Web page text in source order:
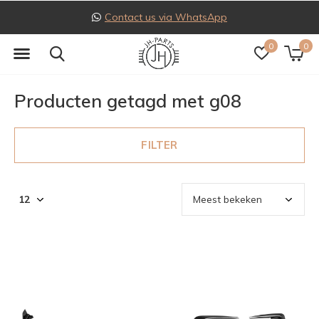
0 0
Contact us via WhatsApp
Producten getagd met g08
FILTER